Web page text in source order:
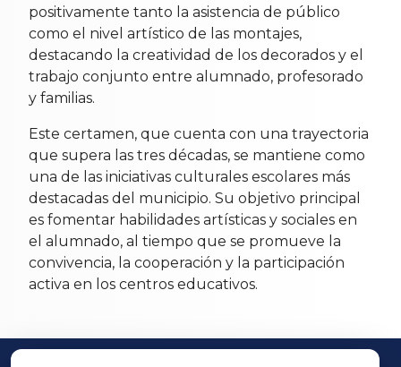
positivamente tanto la asistencia de público
como el nivel artístico de las montajes,
destacando la creatividad de los decorados y el
trabajo conjunto entre alumnado, profesorado
y familias.
Este certamen, que cuenta con una trayectoria
que supera las tres décadas, se mantiene como
una de las iniciativas culturales escolares más
destacadas del municipio. Su objetivo principal
es fomentar habilidades artísticas y sociales en
el alumnado, al tiempo que se promueve la
convivencia, la cooperación y la participación
activa en los centros educativos.